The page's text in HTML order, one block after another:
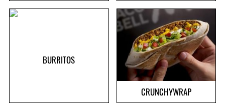
BURRITOS
CRUNCHYWRAP